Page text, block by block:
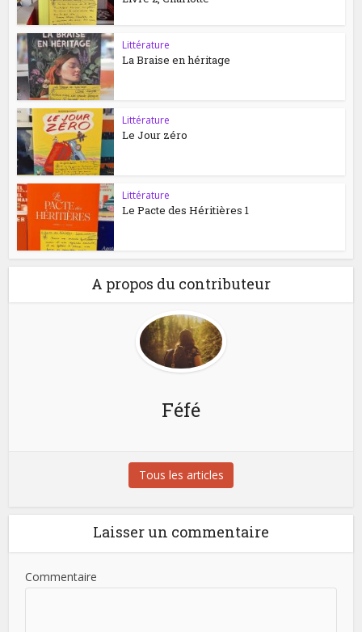
Littérature
La Braise en héritage
Littérature
Le Jour zéro
Littérature
Le Pacte des Héritières 1
A propos du contributeur
Féfé
Tous les articles
Laisser un commentaire
Commentaire